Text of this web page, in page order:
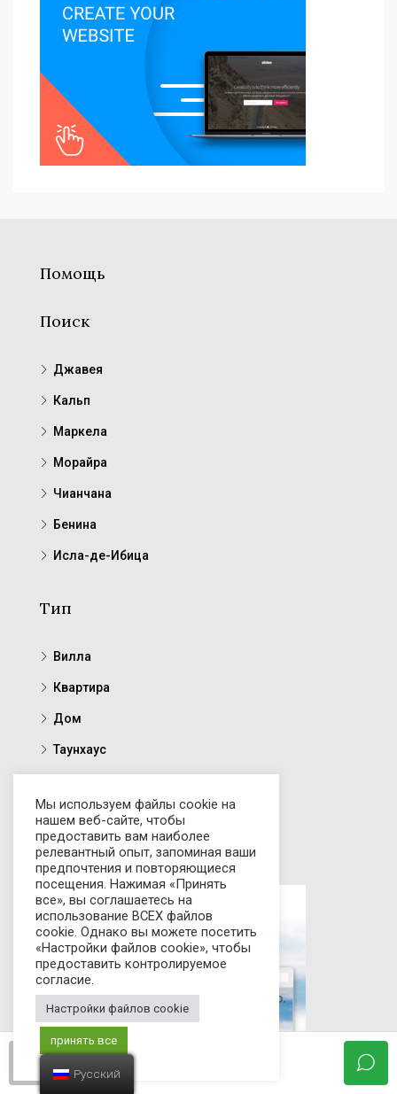
Помощь
Поиск
Джавея
Кальп
Маркела
Морайра
Чианчана
Бенина
Исла-де-Ибица
Тип
Вилла
Квартира
Дом
Таунхаус
Отель
Коммерческие предложения
франкадмин
Мы используем файлы cookie на
нашем веб-сайте, чтобы
предоставить вам наиболее
релевантный опыт, запоминая ваши
предпочтения и повторяющиеся
посещения. Нажимая «Принять
все», вы соглашаетесь на
использование ВСЕХ файлов
cookie. Однако вы можете посетить
«Настройки файлов cookie», чтобы
предоставить контролируемое
согласие.
Настройки файлов cookie
принять все
Русский